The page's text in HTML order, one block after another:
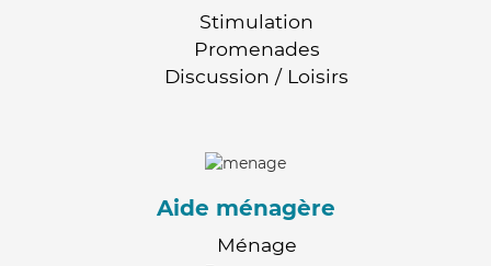
Stimulation
Promenades
Discussion / Loisirs
Aide ménagère
Ménage